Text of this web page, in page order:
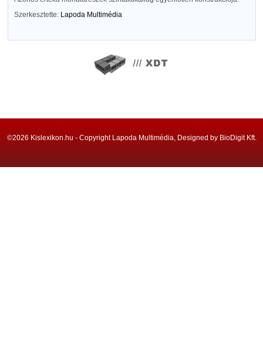
Szerkesztette: Lapoda Multimédia
©2026 Kislexikon.hu - Copyright Lapoda Multimédia, Designed by BioDigit Kft.